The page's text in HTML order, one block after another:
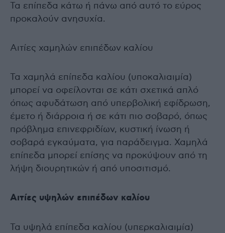
Τα επίπεδα κάτω ή πάνω από αυτό το εύρος
προκαλούν ανησυχία.
Αιτίες χαμηλών επιπέδων καλίου
Τα χαμηλά επίπεδα καλίου (υποκαλιαιμία)
μπορεί να οφείλονται σε κάτι σχετικά απλό
όπως αφυδάτωση από υπερβολική εφίδρωση,
έμετο ή διάρροια ή σε κάτι πιο σοβαρό, όπως
πρόβλημα επινεφριδίων, κυστική ίνωση ή
σοβαρά εγκαύματα, για παράδειγμα. Χαμηλά
επίπεδα μπορεί επίσης να προκύψουν από τη
λήψη διουρητικών ή από υποσιτισμό.
Αιτίες υψηλών επιπέδων καλίου
Τα υψηλά επίπεδα καλίου (υπερκαλιαιμία)